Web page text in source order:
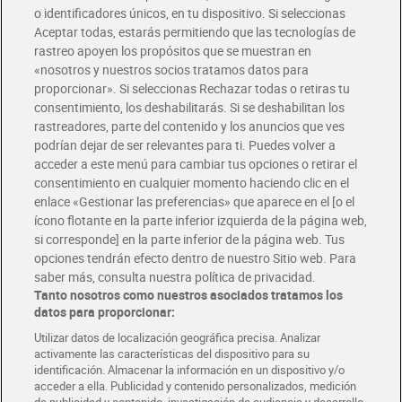
Envío gratis por compras superiores a 100€
Envío estandar por 4,99€
Glovo y Uber Eats
Solicita tu factura de Glovo o Uber Eats
Únete al CLUB Dia
Disfruta las ventajas y ofertas exclusivas.
Descárgate la APP Dia
Folletos y Tiendas
Descubre las mejores ofertas y busca tu tienda más cercana
Tarjeta MaX Dia
Te devuelve hasta 8€/mes de tus compras.
¡Solicita tu tarjeta de crédito aquí!
COMER MEJOR CADA DIA
COLABORA CON DIA ABRE TU TIENDA DIA CORPORATE
o identificadores únicos, en tu dispositivo. Si seleccionas
Aceptar todas, estarás permitiendo que las tecnologías de
rastreo apoyen los propósitos que se muestran en
«nosotros y nuestros socios tratamos datos para
proporcionar». Si seleccionas Rechazar todas o retiras tu
consentimiento, los deshabilitarás. Si se deshabilitan los
rastreadores, parte del contenido y los anuncios que ves
podrían dejar de ser relevantes para ti. Puedes volver a
acceder a este menú para cambiar tus opciones o retirar el
consentimiento en cualquier momento haciendo clic en el
enlace «Gestionar las preferencias» que aparece en el [o el
ícono flotante en la parte inferior izquierda de la página web,
si corresponde] en la parte inferior de la página web. Tus
opciones tendrán efecto dentro de nuestro Sitio web. Para
saber más, consulta nuestra política de privacidad.
Tanto nosotros como nuestros asociados tratamos los
datos para proporcionar:
Utilizar datos de localización geográfica precisa. Analizar
activamente las características del dispositivo para su
identificación. Almacenar la información en un dispositivo y/o
acceder a ella. Publicidad y contenido personalizados, medición